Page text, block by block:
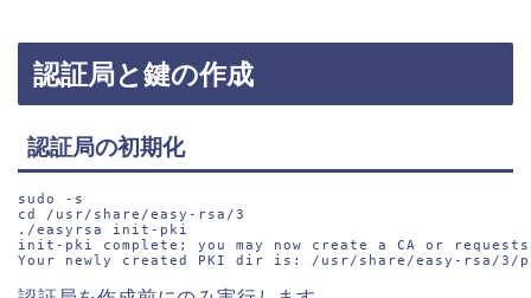
認証局と鍵の作成
認証局の初期化
sudo
-s
cd /usr/share/easy-rsa/3
./easyrsa init-pki
init-pki complete; you may now create a CA or
Your newly created PKI dir is: /usr/share/easy-rsa/3/